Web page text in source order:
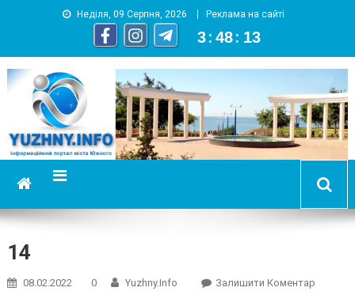
Неділя, 09 Серпня, 2026 Реклама на сайті
3 : 48 : 14
YUZHNY.INFO
информационный портал города Южный
14
08.02.2022 0 Yuzhny.info Залишити КоментарOn